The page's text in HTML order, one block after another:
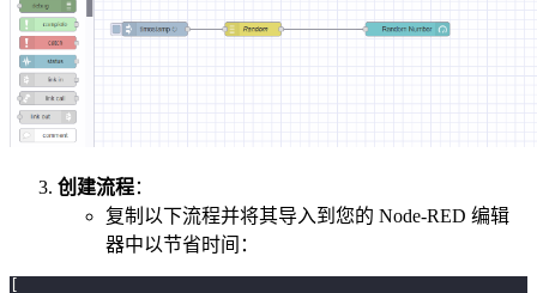
创建流程：
复制以下流程并将其导入到您的 Node-RED 编辑
器中以节省时间：